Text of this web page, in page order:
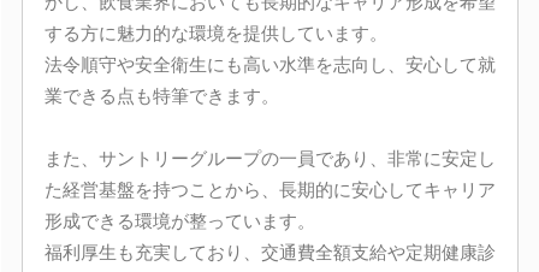
する方に魅力的な環境を提供しています。
法令順守や安全衛生にも高い水準を志向し、安心して就
業できる点も特筆できます。
また、サントリーグループの一員であり、非常に安定し
た経営基盤を持つことから、長期的に安心してキャリア
形成できる環境が整っています。
福利厚生も充実しており、交通費全額支給や定期健康診